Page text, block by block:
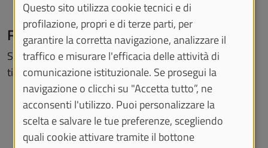
Figure professionali
Scopri gli sbocchi occupazionali che il tuo corso di studi
ti offre sul sito dell'Atlante delle Professioni.
Funzionario amministrativo,
Questo sito utilizza cookie tecnici e di
profilazione, propri e di terze parti, per
garantire la corretta navigazione, analizzare il
traffico e misurare l'efficacia delle attività di
comunicazione istituzionale. Se prosegui la
navigazione o clicchi su "Accetta tutto”, ne
acconsenti l'utilizzo. Puoi personalizzare la
scelta e salvare le tue preferenze, scegliendo
quali cookie attivare tramite il bottone